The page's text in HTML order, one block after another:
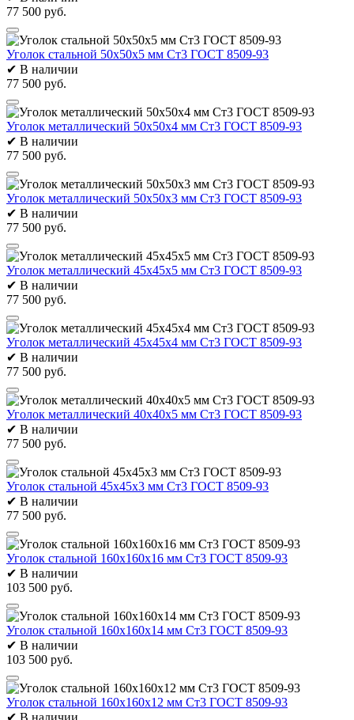
77 500 руб.
Уголок стальной 50х50х5 мм Ст3 ГОСТ 8509-93
✔ В наличии
77 500 руб.
Уголок металлический 50х50х4 мм Ст3 ГОСТ 8509-93
✔ В наличии
77 500 руб.
Уголок металлический 50х50х3 мм Ст3 ГОСТ 8509-93
✔ В наличии
77 500 руб.
Уголок металлический 45х45х5 мм Ст3 ГОСТ 8509-93
✔ В наличии
77 500 руб.
Уголок металлический 45х45х4 мм Ст3 ГОСТ 8509-93
✔ В наличии
77 500 руб.
Уголок металлический 40х40х5 мм Ст3 ГОСТ 8509-93
✔ В наличии
77 500 руб.
Уголок стальной 45х45х3 мм Ст3 ГОСТ 8509-93
✔ В наличии
77 500 руб.
Уголок стальной 160х160х16 мм Ст3 ГОСТ 8509-93
✔ В наличии
103 500 руб.
Уголок стальной 160х160х14 мм Ст3 ГОСТ 8509-93
✔ В наличии
103 500 руб.
Уголок стальной 160х160х12 мм Ст3 ГОСТ 8509-93